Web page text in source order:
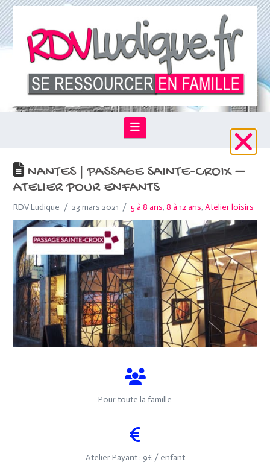
Navigation
NANTES | PASSAGE SAINTE-CROIX –
ATELIER POUR ENFANTS
RDV Ludique 23 mars 2021 5 à 8 ans, 8 à 12 ans, Atelier loisirs
Pour toute la famille
Atelier Payant : 9€ / enfant